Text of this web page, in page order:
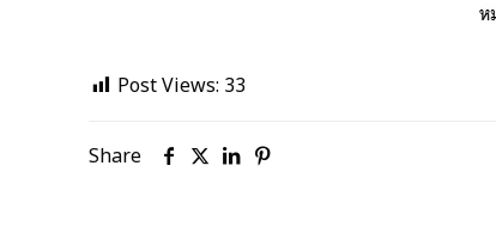
Post Views: 33
Share